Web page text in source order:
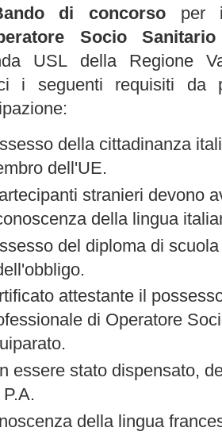
di concorso per
Socio Sanitario
USL della Regione
i seguenti requisiti da
della cittadinanza
dell'UE.
stranieri devono
della lingua
del diploma di
attestante il
di Operatore
essere stato dispensato,
della lingua